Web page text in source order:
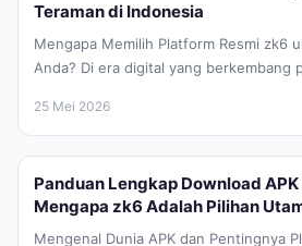
Teraman di Indonesia
Mengapa Memilih Platform Resmi zk6
Anda? Di era digital yang berkembang
25 Mei 2026
Panduan Lengkap Download
Mengapa zk6 Adalah Pilihan
Mengenal Dunia APK dan Pentingnya